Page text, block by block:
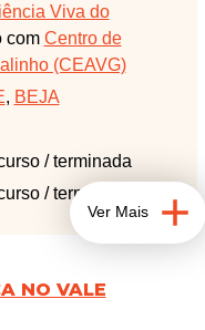
Viva do
com Centro de
(CEAVG)
, BEJA
/ terminada
/ terminada
Ver Mais
NO VALE